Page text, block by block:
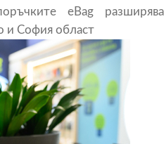
eBag разширява
и София област